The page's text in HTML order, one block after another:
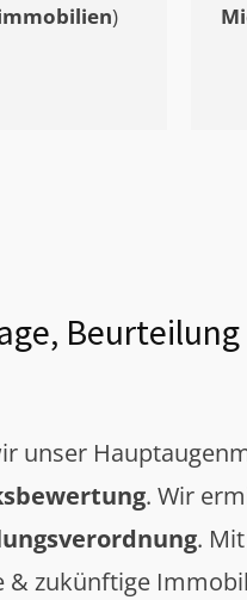
)
unser
. Wir
.
& zukünftige